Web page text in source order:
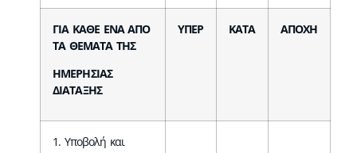
ΓΙΑ ΚΑΘΕ ΕΝΑ ΑΠΟ
ΤΑ ΘΕΜΑΤΑ ΤΗΣ
ΗΜΕΡΗΣΙΑΣ
ΔΙΑΤΑΞΗΣ
ΥΠΕΡ ΚΑΤΑ ΑΠΟΧΗ
1. Υποβολή και